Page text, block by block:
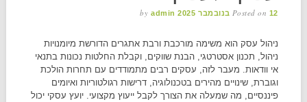
Posted on 12 בנובמבר 2025 by admin
ניהול עסק הוא משימה מורכבת ורבת אתגרים הדורשת מיומנויות
ניהול, תכנון אסטרטגי, הבנת שווקים, וקבלת החלטות נכונות בתנאי
אי וודאות. מעבר לזה, עסקים רבים מתמודדים עם תחרות הולכת
וגוברת, שינויים מהירים בטכנולוגיה, דרישות רגולטוריות ואיומים
פיננסיים, מה שמעלה את הצורך לקבל ייעוץ מקצועי. יועץ עסקי יכול